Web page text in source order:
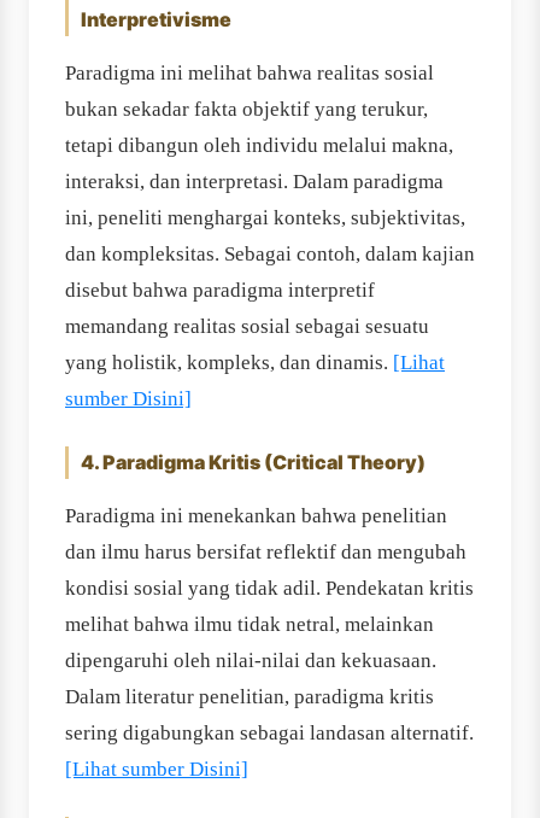
Interpretivisme
Paradigma ini melihat bahwa realitas sosial
bukan sekadar fakta objektif yang terukur,
tetapi dibangun oleh individu melalui makna,
interaksi, dan interpretasi. Dalam paradigma
ini, peneliti menghargai konteks, subjektivitas,
dan kompleksitas. Sebagai contoh, dalam kajian
disebut bahwa paradigma interpretif
memandang realitas sosial sebagai sesuatu
yang holistik, kompleks, dan dinamis. [Lihat
sumber Disini]
4. Paradigma Kritis (Critical Theory)
Paradigma ini menekankan bahwa penelitian
dan ilmu harus bersifat reflektif dan mengubah
kondisi sosial yang tidak adil. Pendekatan kritis
melihat bahwa ilmu tidak netral, melainkan
dipengaruhi oleh nilai‐nilai dan kekuasaan.
Dalam literatur penelitian, paradigma kritis
sering digabungkan sebagai landasan alternatif.
[Lihat sumber Disini]